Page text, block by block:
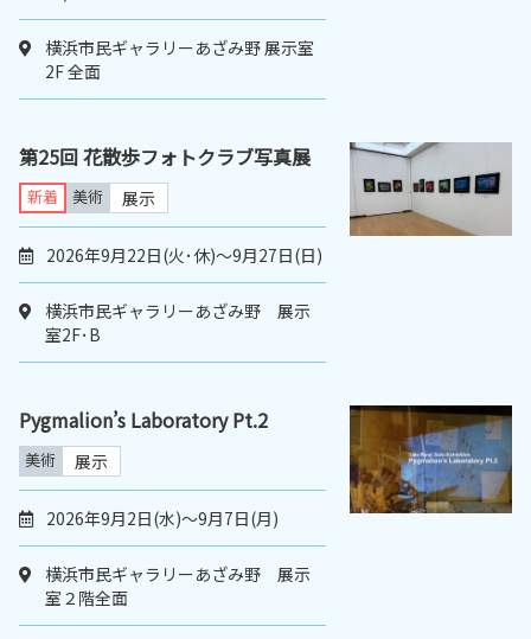
横浜市民ギャラリーあざみ野 展示室
2F 全面
第25回 花散歩フォトクラブ写真展
新着 美術 展示
2026年9月22日(火･休)〜9月27日(日)
横浜市民ギャラリーあざみ野 展示
室2F･B
Pygmalion’s Laboratory Pt.2
美術 展示
2026年9月2日(水)〜9月7日(月)
横浜市民ギャラリーあざみ野 展示
室２階全面